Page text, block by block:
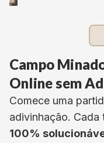
Campo
Online sem
Comece uma
adivinhação. Cada
100%